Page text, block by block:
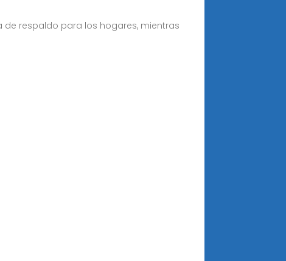
respaldo para los hogares, mientras